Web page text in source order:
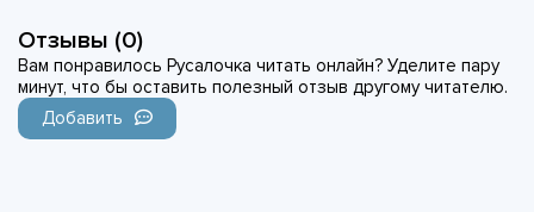
Отзывы (0)
Вам понравилось Русалочка читать онлайн? Уделите пару
минут, что бы оставить полезный отзыв другому читателю.
Добавить